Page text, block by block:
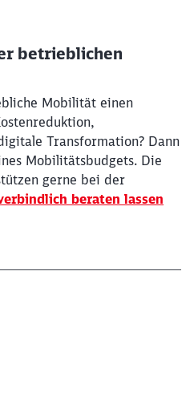
betrieblichen
Mobilität einen
Transformation? Dann
Mobilitätsbudgets. Die
gerne bei der
beraten lassen